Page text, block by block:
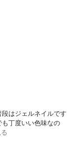
はジェルネイルです
丁度いい色味なの